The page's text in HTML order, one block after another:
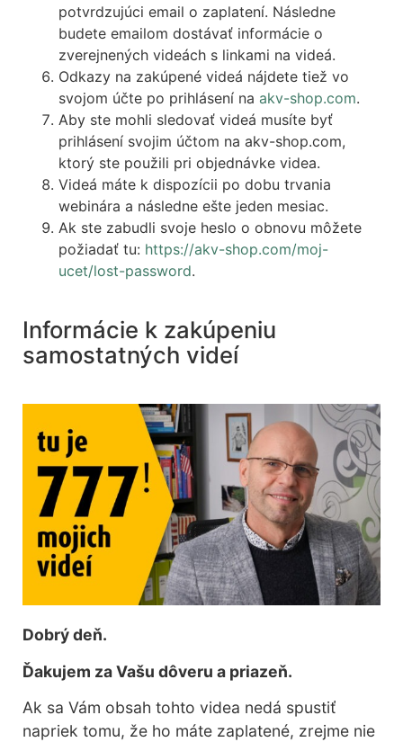
potvrdzujúci email o zaplatení. Následne
budete emailom dostávať informácie o
zverejnených videách s linkami na videá.
Odkazy na zakúpené videá nájdete tiež vo
svojom účte po prihlásení na akv-shop.com.
Aby ste mohli sledovať videá musíte byť
prihlásení svojim účtom na akv-shop.com,
ktorý ste použili pri objednávke videa.
Videá máte k dispozícii po dobu trvania
webinára a následne ešte jeden mesiac.
Ak ste zabudli svoje heslo o obnovu môžete
požiadať tu: https://akv-shop.com/moj-
ucet/lost-password.
Informácie k zakúpeniu
samostatných videí
Dobrý deň.
Ďakujem za Vašu dôveru a priazeň.
Ak sa Vám obsah tohto videa nedá spustiť
napriek tomu, že ho máte zaplatené, zrejme nie